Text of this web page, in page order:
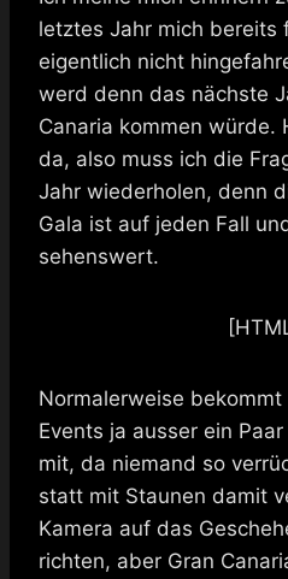
letztes Jahr mich bereits
eigentlich nicht
werd denn das nächste
Canaria kommen würde.
da, also muss ich die
Jahr wiederholen, denn
Gala ist auf jeden Fall
sehenswert.
Normalerweise
Events ja ausser ein
mit, da niemand so
statt mit Staunen damit
Kamera auf das
richten, aber Gran